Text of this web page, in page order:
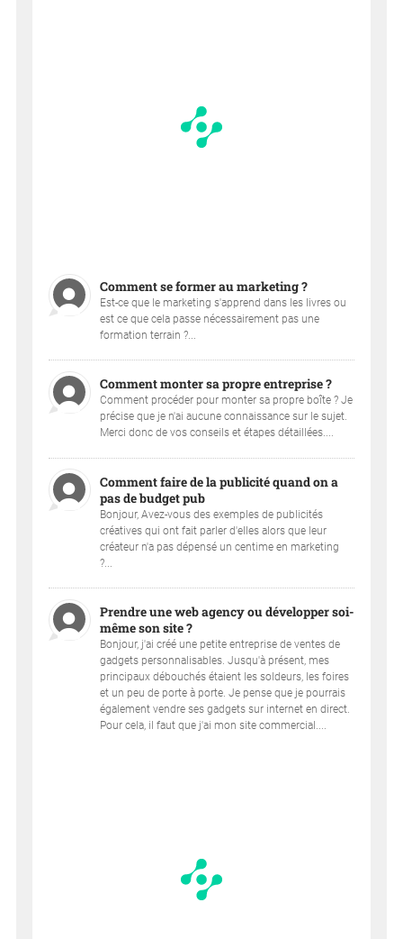
Comment se former au marketing ?
Est-ce que le marketing s'apprend dans les livres ou
est ce que cela passe nécessairement pas une
formation terrain ?...
Comment monter sa propre entreprise ?
Comment procéder pour monter sa propre boîte ? Je
précise que je n'ai aucune connaissance sur le sujet.
Merci donc de vos conseils et étapes détaillées....
Comment faire de la publicité quand on a
pas de budget pub
Bonjour, Avez-vous des exemples de publicités
créatives qui ont fait parler d'elles alors que leur
créateur n'a pas dépensé un centime en marketing
?...
Prendre une web agency ou développer soi-
même son site ?
Bonjour, j'ai créé une petite entreprise de ventes de
gadgets personnalisables. Jusqu'à présent, mes
principaux débouchés étaient les soldeurs, les foires
et un peu de porte à porte. Je pense que je pourrais
également vendre ses gadgets sur internet en direct.
Pour cela, il faut que j'ai mon site commercial....